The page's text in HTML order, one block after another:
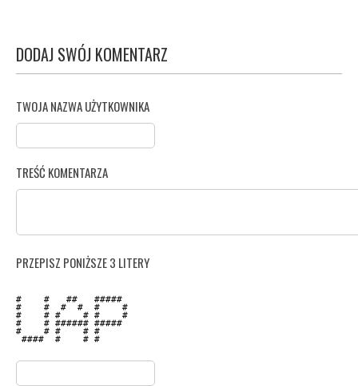
DODAJ SWÓJ KOMENTARZ
TWOJA NAZWA UŻYTKOWNIKA
TREŚĆ KOMENTARZA
PRZEPISZ PONIŻSZE 3 LITERY
#    #   ##   #####
#    #  #  #  #    #
#    # #    # #    #
#    # ###### #####
#    # #    # #
####  #    # #